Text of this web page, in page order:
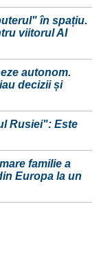
în spațiu.
viitorul AI
autonom.
decizii și
Rusiei": Este
familie a
Europa la un